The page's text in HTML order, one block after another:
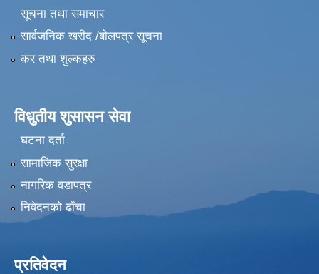
सूचना तथा समाचार
सार्वजनिक खरीद /बोलपत्र सूचना
कर तथा शुल्कहरु
विधुतीय शुसासन सेवा
घटना दर्ता
सामाजिक सुरक्षा
नागरिक वडापत्र
निवेदनको ढाँचा
प्रतिवेदन